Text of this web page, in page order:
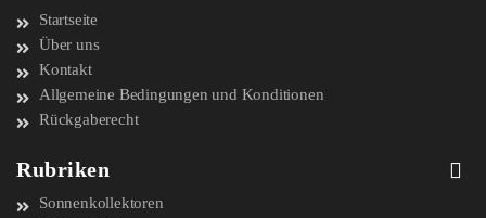
Startseite
Über uns
Kontakt
Allgemeine Bedingungen und Konditionen
Rückgaberecht
Rubriken
Sonnenkollektoren